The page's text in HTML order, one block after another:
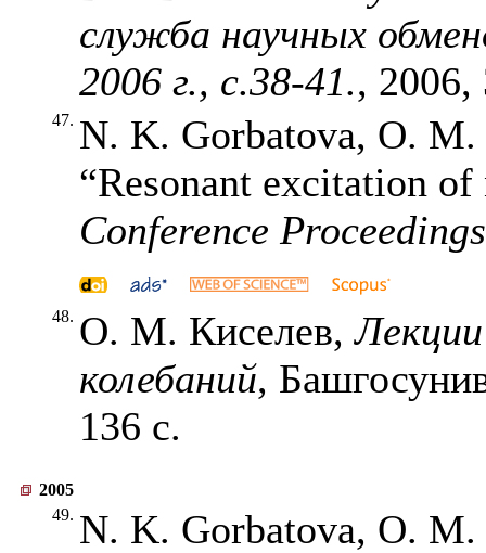
служба научных
2006 г., с.38-41., 2006,
47. N. K. Gorbatova, O.
“Resonant excitation
Conference Proceedings
48. О. М. Киселев,
колебаний,
136 с.
2005
49. N. K. Gorbatova, O.